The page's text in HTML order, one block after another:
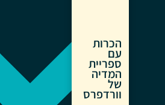
הכרות
עם
ספריית
המדיה
של
וורדפרס